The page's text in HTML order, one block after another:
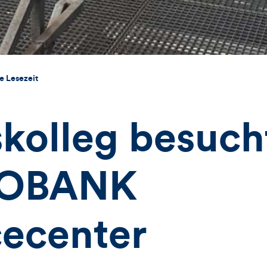
Lesezeit